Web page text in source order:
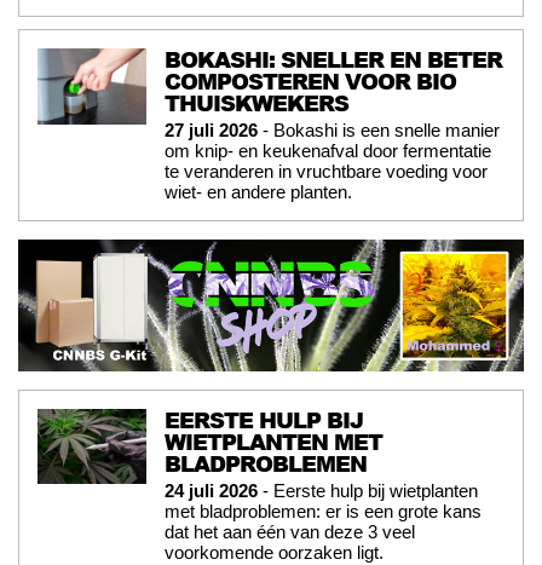
BOKASHI: SNELLER EN BETER
COMPOSTEREN VOOR BIO
THUISKWEKERS
27 juli 2026 - Bokashi is een snelle manier
om knip- en keukenafval door fermentatie
te veranderen in vruchtbare voeding voor
wiet- en andere planten.
EERSTE HULP BIJ
WIETPLANTEN MET
BLADPROBLEMEN
24 juli 2026 - Eerste hulp bij wietplanten
met bladproblemen: er is een grote kans
dat het aan één van deze 3 veel
voorkomende oorzaken ligt.